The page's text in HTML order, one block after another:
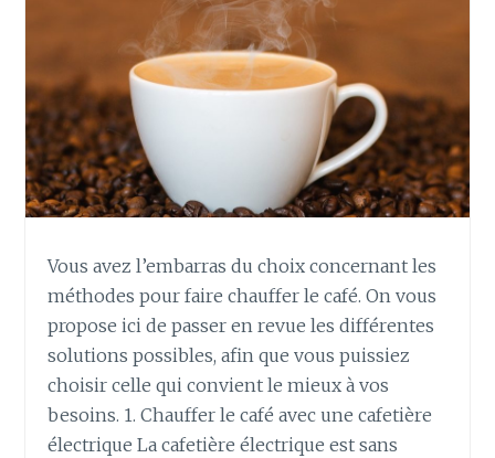
Vous avez l’embarras du choix concernant les
méthodes pour faire chauffer le café. On vous
propose ici de passer en revue les différentes
solutions possibles, afin que vous puissiez
choisir celle qui convient le mieux à vos
besoins. 1. Chauffer le café avec une cafetière
électrique La cafetière électrique est sans